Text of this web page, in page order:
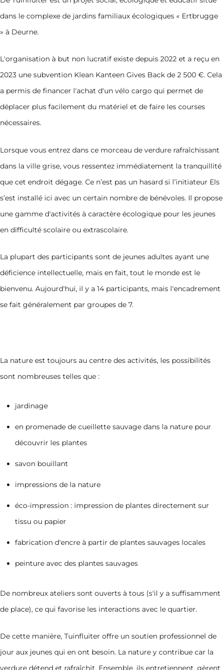
dans le complexe de jardins familiaux écologiques « Ertbrugge
» à Deurne.
L'organisation à but non lucratif existe depuis 2022 et a reçu en
2023 une subvention Klean Kanteen Gives Back de 2 500 €. Cela
a permis de financer l'achat d'un vélo cargo qui permet de
déplacer plus facilement du matériel et de faire les courses
nécessaires.
Lorsque vous entrez dans ce morceau de verdure rafraîchissant
dans la ville grise, vous ressentez immédiatement la tranquillité
que cet endroit dégage. Ce n’est pas un hasard si l’initiateur Els
s’est installé ici avec un certain nombre de bénévoles. Il propose
une gamme d'activités à caractère écologique pour les jeunes
en difficulté scolaire ou extrascolaire.
La plupart des participants sont de jeunes adultes ayant une
déficience intellectuelle, mais en fait, tout le monde est le
bienvenu. Aujourd'hui, il y a 14 participants, mais l'encadrement
se fait généralement par groupes de 7.
La nature est toujours au centre des activités, les possibilités
sont nombreuses telles que :
jardinage
en promenade de cueillette sauvage dans la nature pour
découvrir les plantes
savon bouillant
impressions de la nature
éco-impression : impression de plantes directement sur
tissu ou papier
fabrication d'encre à partir de plantes sauvages locales
peinture avec des plantes sauvages
De nombreux ateliers sont ouverts à tous (s'il y a suffisamment
de place), ce qui favorise les interactions avec le quartier.
De cette manière, Tuinfluiter offre un soutien professionnel de
jour aux jeunes qui en ont besoin. La nature y contribue car la
verdure détend et rafraîchit. Ensemble, ils entretiennent, gèrent